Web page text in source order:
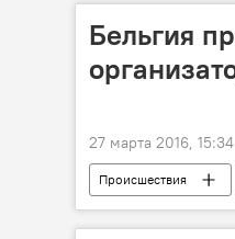
Бельгия
27 марта 2016, 15:34
Происшествия